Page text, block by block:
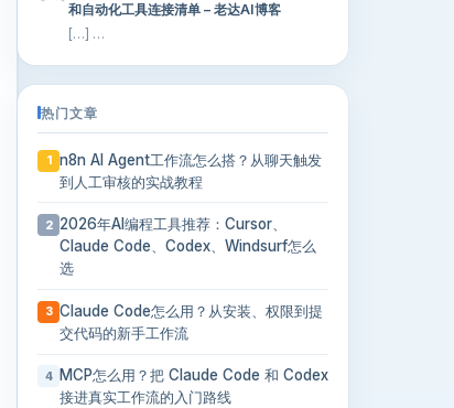
和自动化工具连接清单 – 老达AI博客
[…] …
热门文章
1
n8n AI Agent工作流怎么搭？从聊天触发
到人工审核的实战教程
2 2026年AI编程工具推荐：Cursor、
Claude Code、Codex、Windsurf怎么
选
3 Claude Code怎么用？从安装、权限到提
交代码的新手工作流
4
MCP怎么用？把 Claude Code 和 Codex
接进真实工作流的入门路线